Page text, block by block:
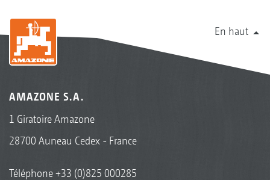
En haut
AMAZONE S.A.
1 Giratoire Amazone
28700 Auneau Cedex - France
Téléphone+33 (0)825 000285